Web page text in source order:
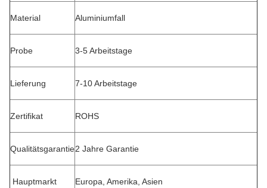
Material Aluminiumfall
Probe 3-5 Arbeitstage
Lieferung 7-10 Arbeitstage
Zertifikat ROHS
Qualitätsgarantie2 Jahre Garantie
Hauptmarkt Europa, Amerika, Asien